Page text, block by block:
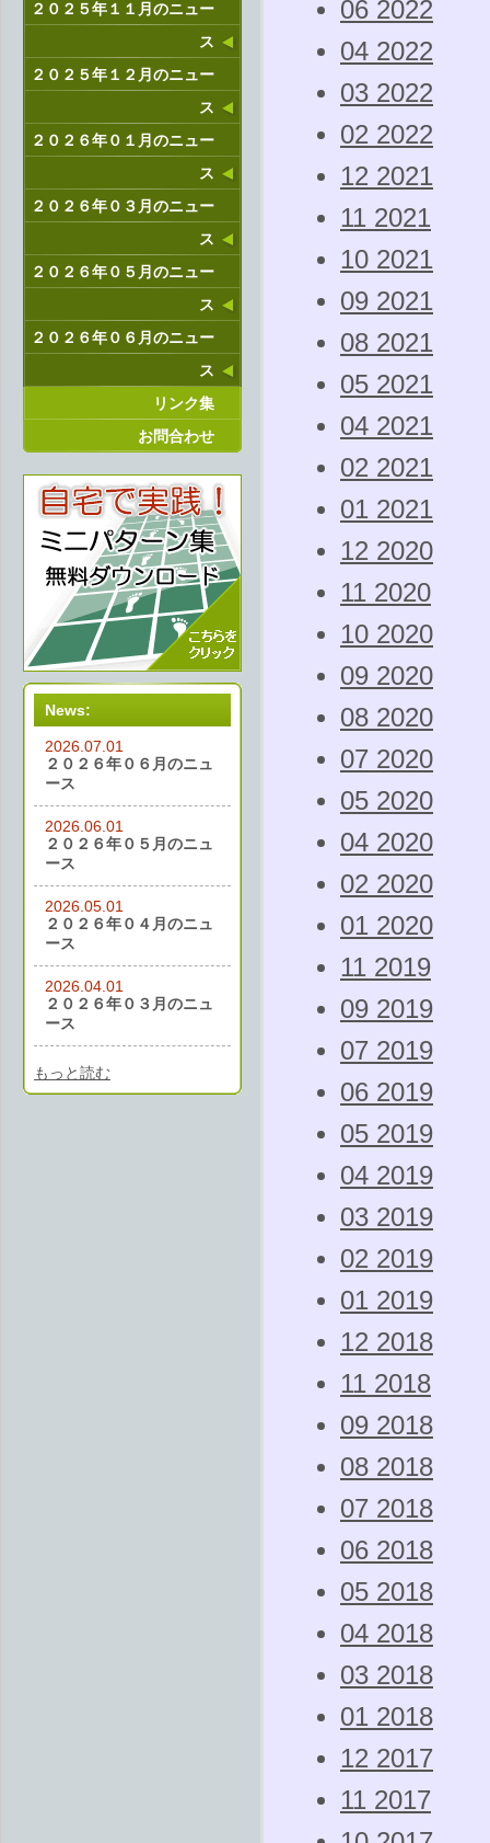
２０２５年１１月のニュー
ス
２０２５年１２月のニュー
ス
２０２６年０１月のニュー
ス
２０２６年０３月のニュー
ス
２０２６年０５月のニュー
ス
２０２６年０６月のニュー
ス
リンク集
お問合わせ
News:
2026.07.01
２０２６年０６月のニュ
ース
2026.06.01
２０２６年０５月のニュ
ース
2026.05.01
２０２６年０４月のニュ
ース
2026.04.01
２０２６年０３月のニュ
ース
もっと読む
06 2022
04 2022
03 2022
02 2022
12 2021
11 2021
10 2021
09 2021
08 2021
05 2021
04 2021
02 2021
01 2021
12 2020
11 2020
10 2020
09 2020
08 2020
07 2020
05 2020
04 2020
02 2020
01 2020
11 2019
09 2019
07 2019
06 2019
05 2019
04 2019
03 2019
02 2019
01 2019
12 2018
11 2018
09 2018
08 2018
07 2018
06 2018
05 2018
04 2018
03 2018
01 2018
12 2017
11 2017